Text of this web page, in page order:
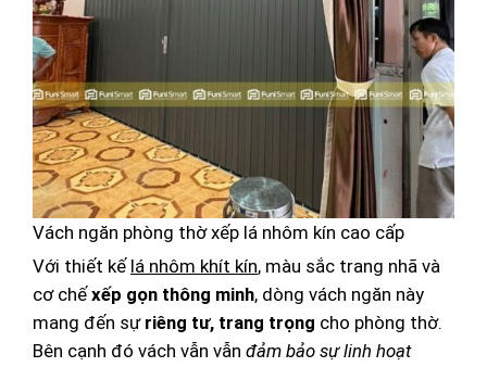
Vách ngăn phòng thờ xếp lá nhôm kín cao cấp
Với thiết kế lá nhôm khít kín, màu sắc trang nhã và
cơ chếxếp gọn thông minh, dòng vách ngăn này
mang đến sự riêng tư, trang trọng cho phòng thờ.
Bên cạnh đó vách vẫn vẫn đảm bảo sự linh hoạt